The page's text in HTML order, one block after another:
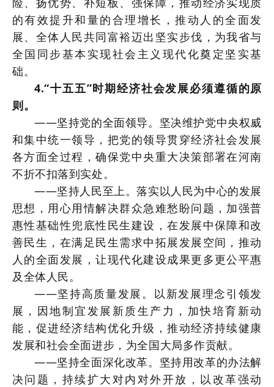
的有效提升和量的合理增长，推动人的全面发
展、全体人民共同富裕迈出坚实步伐，为我省与
全国同步基本实现社会主义现代化奠定坚实基
础。
4.“十五五”时期经济社会发展必须遵循的原
则。
——坚持党的全面领导。坚决维护党中央权威
和集中统一领导，把党的领导贯穿经济社会发展
各方面全过程，确保党中央重大决策部署在河南
不折不扣落到实处。
——坚持人民至上。落实以人民为中心的发展
思想，用心用情解决群众急难愁盼问题，加强普
惠性基础性兜底性民生建设，在发展中保障和改
善民生，在满足民生需求中拓展发展空间，推动
人的全面发展，让现代化建设成果更多更公平惠
及全体人民。
——坚持高质量发展。以新发展理念引领发
展，因地制宜发展新质生产力，加快培育新动
能，促进经济结构优化升级，推动经济持续健康
发展和社会全面进步，为全国大局多作贡献。
——坚持全面深化改革。坚持用改革的办法解
决问题，持续扩大对内对外开放，以改革强动